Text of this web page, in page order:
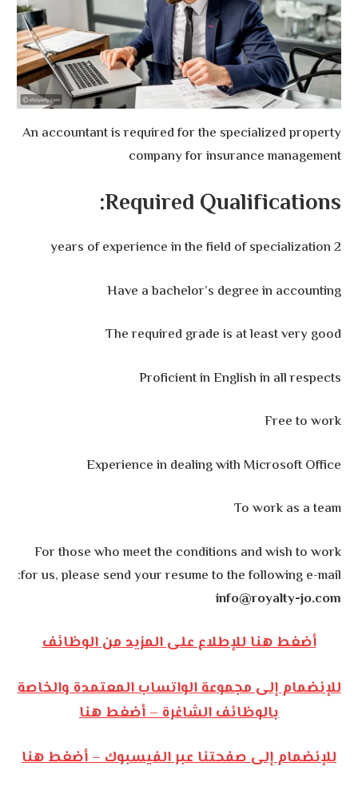
An accountant is required for the specialized property
company for insurance management
Required Qualifications:
2 years of experience in the field of specialization
Have a bachelor’s degree in accounting
The required grade is at least very good
Proficient in English in all respects
Free to work
Experience in dealing with Microsoft Office
To work as a team
For those who meet the conditions and wish to work
for us, please send your resume to the following e-mail:
info@royalty-jo.com
أضغط هنا للإطلاع على المزيد من الوظائف
للإنضمام إلى مجموعة الواتساب المعتمدة والخاصة
بالوظائف الشاغرة – أضغط هنا
للإنضمام إلى صفحتنا عبر الفيسبوك – أضغط هنا